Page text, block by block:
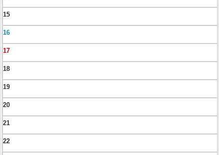
15
16
17
18
19
20
21
22